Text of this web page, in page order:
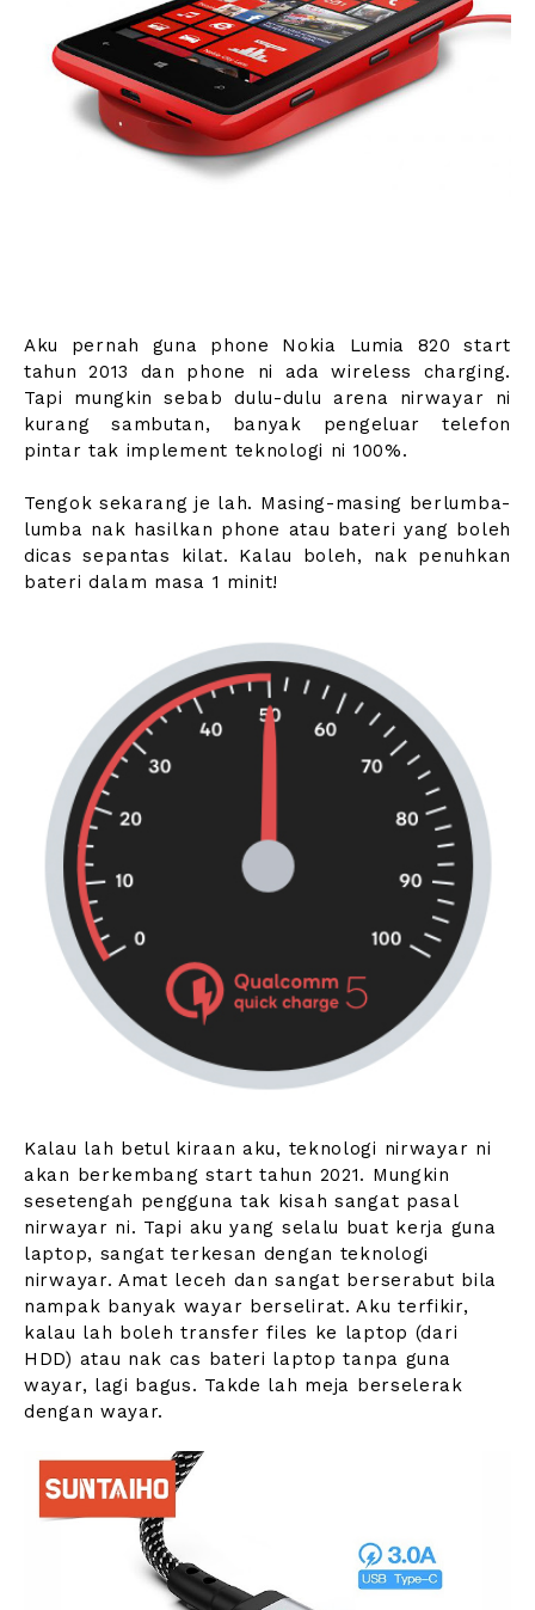
Aku pernah guna phone Nokia Lumia 820 start
tahun 2013 dan phone ni ada wireless charging.
Tapi mungkin sebab dulu-dulu arena nirwayar ni
kurang sambutan, banyak pengeluar telefon
pintar tak implement teknologi ni 100%.
Tengok sekarang je lah. Masing-masing berlumba-
lumba nak hasilkan phone atau bateri yang boleh
dicas sepantas kilat. Kalau boleh, nak penuhkan
bateri dalam masa 1 minit!
Kalau lah betul kiraan aku, teknologi nirwayar ni
akan berkembang start tahun 2021. Mungkin
sesetengah pengguna tak kisah sangat pasal
nirwayar ni. Tapi aku yang selalu buat kerja guna
laptop, sangat terkesan dengan teknologi
nirwayar. Amat leceh dan sangat berserabut bila
nampak banyak wayar berselirat. Aku terfikir,
kalau lah boleh transfer files ke laptop (dari
HDD) atau nak cas bateri laptop tanpa guna
wayar, lagi bagus. Takde lah meja berselerak
dengan wayar.